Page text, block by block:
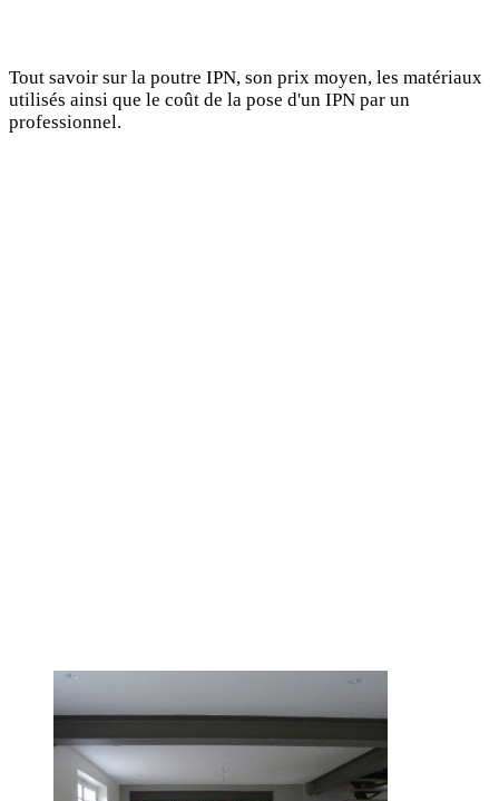
Tout savoir sur la poutre IPN, son prix moyen, les matériaux
utilisés ainsi que le coût de la pose d'un IPN par un
professionnel.